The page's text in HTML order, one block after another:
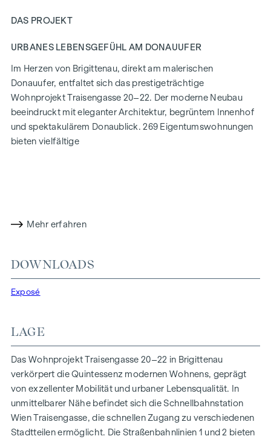
DAS PROJEKT
URBANES LEBENSGEFÜHL AM DONAUUFER
Im Herzen von Brigittenau, direkt am malerischen
Donauufer, entfaltet sich das prestigeträchtige
Wohnprojekt Traisengasse 20–22. Der moderne Neubau
beeindruckt mit eleganter Architektur, begrüntem Innenhof
und spektakulärem Donaublick. 269 Eigentumswohnungen
bieten vielfältige
In der Traisengasse 20–22 vereinen sich Ästhetik und
Funktionalität in jeder Wohneinheit. Mit intelligenten
Grundrissen, die von gemütlichen Einzimmerapartments bis
stilvolle Markenfliesen veredeln das Interieur, während die
Fußbodenheizung, gespeist durch umweltfreundliche
Fernwärme, für ein behagliches Raumklima sorgt.
Außenliegender, elektrischer Sonnenschutz und
Klimaanlagen in den Dachgeschoßwohnungen
gewährleisten ein angenehmes Wohnambiente, selbst an
den heißesten Tagen.
Mehr erfahren
DOWNLOADS
Exposé
LAGE
Das Wohnprojekt Traisengasse 20–22 in Brigittenau
verkörpert die Quintessenz modernen Wohnens, geprägt
von exzellenter Mobilität und urbaner Lebensqualität. In
unmittelbarer Nähe befindet sich die Schnellbahnstation
Wien Traisengasse, die schnellen Zugang zu verschiedenen
Stadtteilen ermöglicht. Die Straßenbahnlinien 1 und 2 bieten